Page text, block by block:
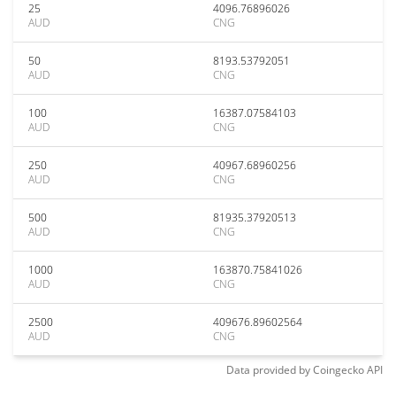
25
AUD
4096.76896026
CNG
50
AUD
8193.53792051
CNG
100
AUD
16387.07584103
CNG
250
AUD
40967.68960256
CNG
500
AUD
81935.37920513
CNG
1000
AUD
163870.75841026
CNG
2500
AUD
409676.89602564
CNG
Data provided byCoingeckoAPI